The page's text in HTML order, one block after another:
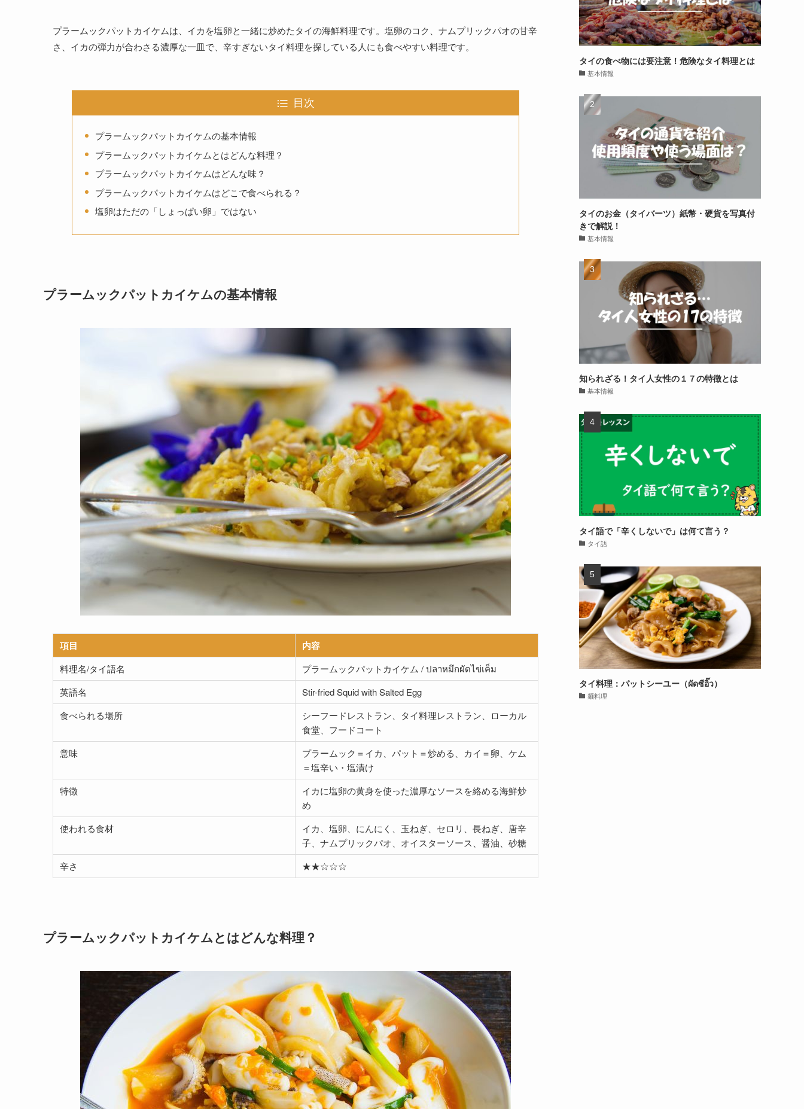
プラームックパットカイケムは、イカを塩卵と一緒に炒めたタイの海鮮料理です。塩卵のコク、ナムプリックパオの甘辛
さ、イカの弾力が合わさる濃厚な一皿で、辛すぎないタイ料理を探している人にも食べやすい料理です。
目次
プラームックパットカイケムの基本情報
プラームックパットカイケムとはどんな料理？
プラームックパットカイケムはどんな味？
プラームックパットカイケムはどこで食べられる？
塩卵はただの「しょっぱい卵」ではない
プラームックパットカイケムの基本情報
項目 内容
料理名/タイ語名
プラームックパットカイケム / ปลาหมึกผัดไข่เค็ม
英語名
Stir-fried Squid with Salted Egg
食べられる場所
シーフードレストラン、タイ料理レストラン、ローカル
食堂、フードコート
意味
プラームック＝イカ、パット＝炒める、カイ＝卵、ケム
＝塩辛い・塩漬け
特徴
イカに塩卵の黄身を使った濃厚なソースを絡める海鮮炒
め
使われる食材
イカ、塩卵、にんにく、玉ねぎ、セロリ、長ねぎ、唐辛
子、ナムプリックパオ、オイスターソース、醤油、砂糖
辛さ
★★☆☆☆
プラームックパットカイケムとはどんな料理？
タイの食べ物には要注意！危険なタイ料理とは
基本情報
タイのお金（タイバーツ）紙幣・硬貨を写真付
きで解説！
基本情報
知られざる！タイ人女性の１７の特徴とは
基本情報
タイ語で「辛くしないで」は何て言う？
タイ語
タイ料理：パットシーユー（ผัดซีอิ๊ว）
麺料理